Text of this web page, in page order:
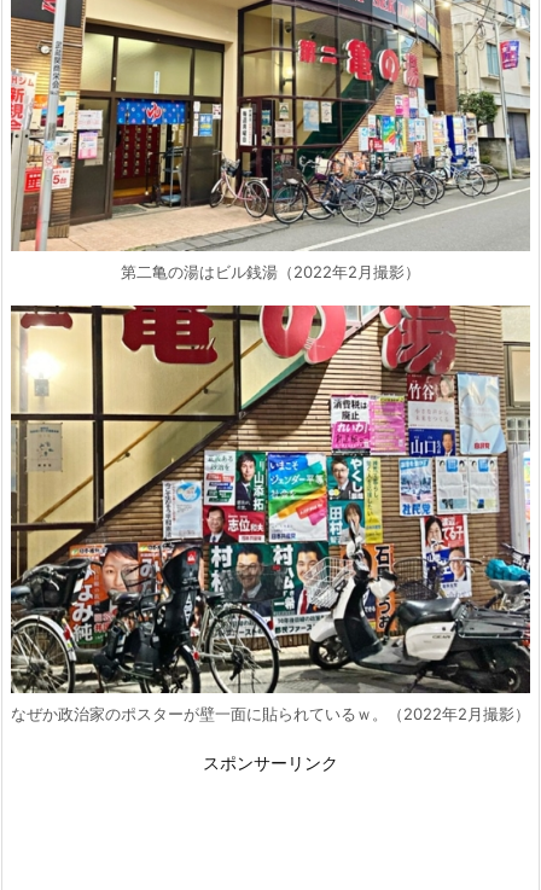
第二亀の湯はビル銭湯（2022年2月撮影）
なぜか政治家のポスターが壁一面に貼られているｗ。（2022年2月撮影）
スポンサーリンク